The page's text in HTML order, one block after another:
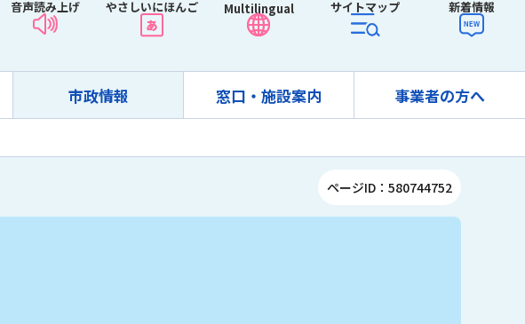
音声読み上げ やさしいにほんご Multilingual サイトマップ 新着情報
市政情報 窓口・施設案内 事業者の方へ
ページID：580744752